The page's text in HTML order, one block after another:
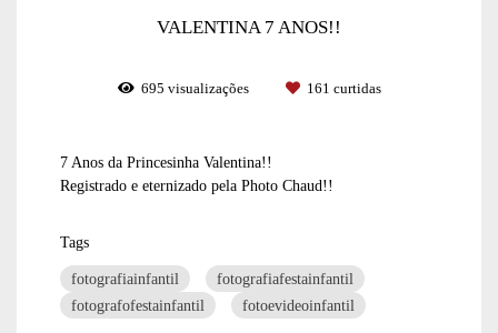
VALENTINA 7 ANOS!!
695 visualizações 161 curtidas
7 Anos da Princesinha Valentina!!
Registrado e eternizado pela Photo Chaud!!
Tags
fotografiainfantil
fotografiafestainfantil
fotografofestainfantil
fotoevideoinfantil